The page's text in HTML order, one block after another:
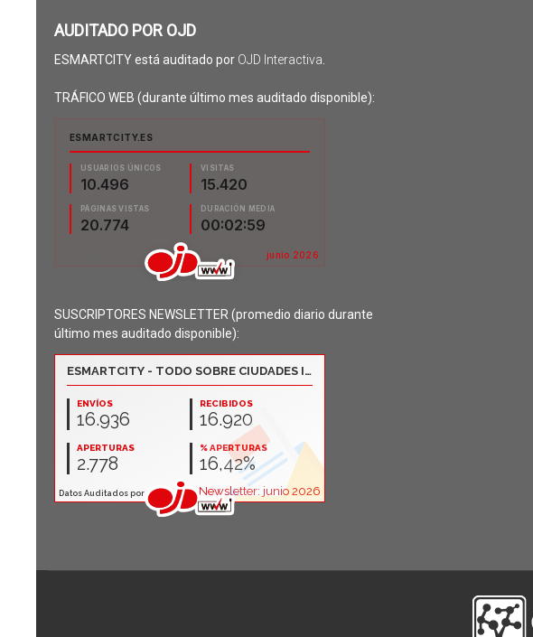
AUDITADO POR OJD
ESMARTCITY está auditado por OJD Interactiva
TRÁFICO WEB (durante último mes auditado disponible):
SUSCRIPTORES NEWSLETTER (promedio diario durante
último mes auditado disponible):